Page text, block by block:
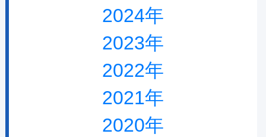
2024年
2023年
2022年
2021年
2020年